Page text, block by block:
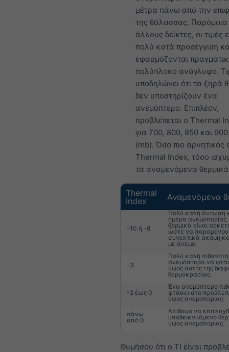
μέτρα πάνω από την
της θάλασσας. Παρόμοια
άλλους δείκτες, οι τιμές
πολύ κατά προσέγγιση
εφαρμόζονται
πολύπλοκο ανάγλυφο.
υποδηλώνει ότι τα ξηρά
δεν υποστηρίζουν ένα
ανεμόπτερο. Επιπλέον,
προβλέπεται ο Thermal
για 700, 800, 850 και
(mb). Όσο πιο αρνητικός
Thermal Index, τόσο
τα αναμενόμενα
Thermal
Index
Αναμενόμενα
-10 ή -8
Πολύ καλή άντωση
ημέρα
θερμικά είναι
ώστε να
συνεκτικά ακόμη
με άνεμο.
-3
Πολύ καλή
ανεμόπτερα να
ύψος αυτής της
θερμοκρασίας.
-2 έως 0
Ένα ανεμόπτερο
φτάσει στο
ύψος ανεμοπορίας.
πάνω
από 0
Απίθανο να
υποδεικνυόμενο
ύψος ανεμοπορίας.
Θυμήσου ότι ο TI είναι